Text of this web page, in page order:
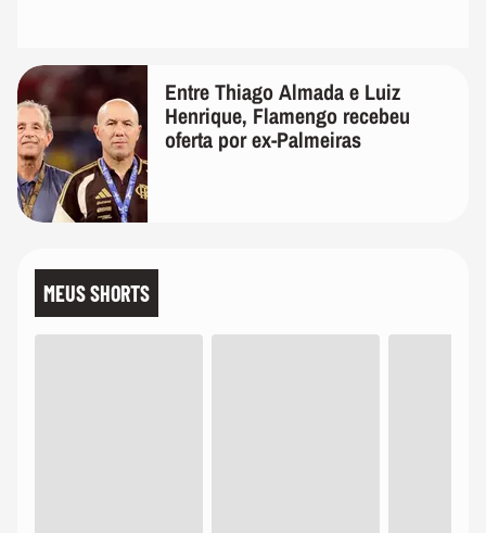
Entre Thiago Almada e Luiz
Henrique, Flamengo recebeu
oferta por ex-Palmeiras
MEUS SHORTS